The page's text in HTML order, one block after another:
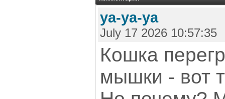
ya-ya-ya
July 17 2026 10:57:35
Кошка
мышки - вот